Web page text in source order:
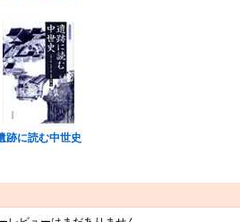
跡に読む中世史